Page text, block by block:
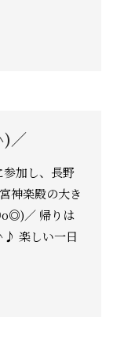
／
加し、長野
神楽殿の大き
／ 帰りは
楽しい一日